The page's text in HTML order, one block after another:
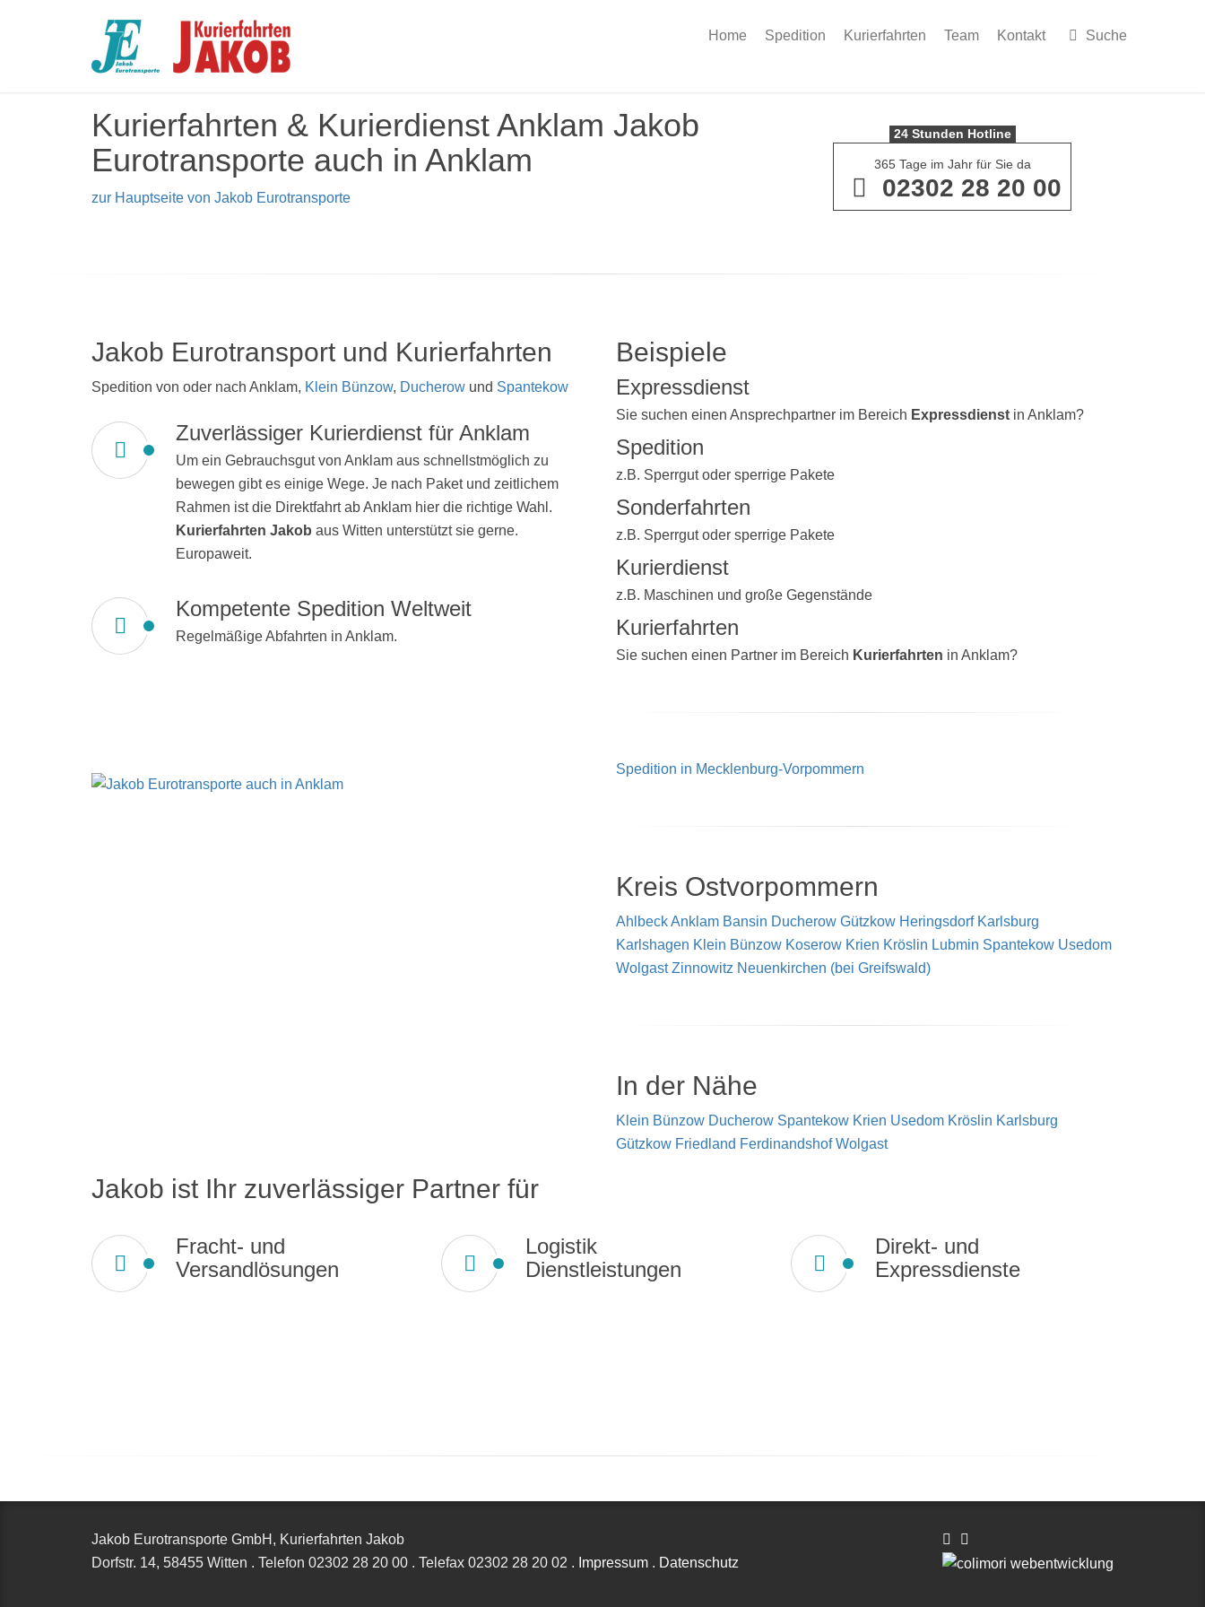
Home Spedition Kurierfahrten Team Kontakt Suche
Kurierfahrten & Kurierdienst Anklam Jakob
Eurotransporte auch in Anklam
zur Hauptseite von Jakob Eurotransporte
24 Stunden Hotline
365 Tage im Jahr für Sie da
02302 28 20 00
Jakob Eurotransport und Kurierfahrten
Spedition von oder nach Anklam, Klein Bünzow, Ducherow und Spantekow
Zuverlässiger Kurierdienst für Anklam
Um ein Gebrauchsgut von Anklam aus schnellstmöglich zu
bewegen gibt es einige Wege. Je nach Paket und zeitlichem
Rahmen ist die Direktfahrt ab Anklam hier die richtige Wahl.
Kurierfahrten Jakob aus Witten unterstützt sie gerne.
Europaweit.
Kompetente Spedition Weltweit
Regelmäßige Abfahrten in Anklam.
Beispiele
Expressdienst
Sie suchen einen Ansprechpartner im Bereich Expressdienst in Anklam?
Spedition
z.B. Sperrgut oder sperrige Pakete
Sonderfahrten
z.B. Sperrgut oder sperrige Pakete
Kurierdienst
z.B. Maschinen und große Gegenstände
Kurierfahrten
Sie suchen einen Partner im Bereich Kurierfahrten in Anklam?
Spedition in Mecklenburg-Vorpommern
Kreis Ostvorpommern
AhlbeckAnklam Bansin Ducherow Gützkow Heringsdorf Karlsburg
Karlshagen Klein Bünzow Koserow Krien Kröslin Lubmin Spantekow Usedom
Wolgast Zinnowitz Neuenkirchen (bei Greifswald)
In der Nähe
Klein Bünzow Ducherow Spantekow Krien Usedom Kröslin Karlsburg
Gützkow Friedland FerdinandshofWolgast
Jakob ist Ihr zuverlässiger Partner für
Fracht- und
Versandlösungen
Logistik
Dienstleistungen
Direkt- und
Expressdienste
Jakob Eurotransporte GmbH, Kurierfahrten Jakob
Dorfstr. 14, 58455 Witten . Telefon 02302 28 20 00 . Telefax 02302 28 20 02 . Impressum . Datenschutz